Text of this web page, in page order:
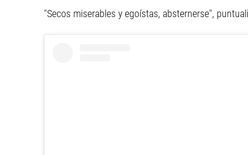
"Secos miserables y egoístas, absternerse",